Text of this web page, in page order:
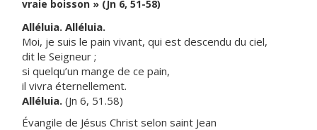
vraie boisson » (Jn 6, 51-58)
Alléluia. Alléluia.
Moi, je suis le pain vivant, qui est descendu du ciel,
dit le Seigneur ;
si quelqu’un mange de ce pain,
il vivra éternellement.
Alléluia. (Jn 6, 51.58)
Évangile de Jésus Christ selon saint Jean